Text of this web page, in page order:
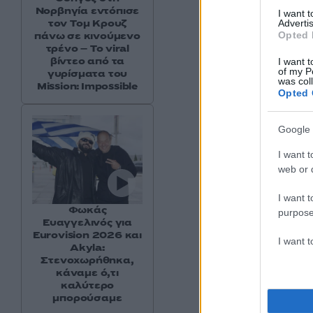
I want
Opted
I want
of my
was
Opted
Google
I want
web or
I want
I want
Δείτε αυτή
Η
Νορβηγία εντόπισε
τον Τομ Κρουζ
πάνω σε κινούμενο
τρένο – Το viral
βίντεο από τα
γυρίσματα του
Mission: Impossible
Φωκάς
Ευαγγελινός για
Eurovision 2026 και
Akyla:
Στενοχωρήθηκα,
κάναμε ό,τι
καλύτερο
μπορούσαμε